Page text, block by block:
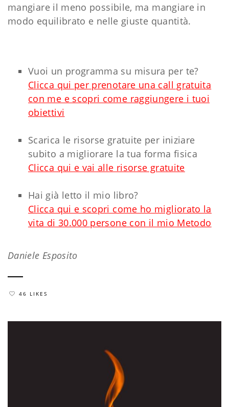
mangiare il meno possibile, ma mangiare in
modo equilibrato e nelle giuste quantità.
Vuoi un programma su misura per te?
Clicca qui per prenotare una call gratuita
con me e scopri come raggiungere i tuoi
obiettivi
Scarica le risorse gratuite per iniziare
subito a migliorare la tua forma fisica
Clicca qui e vai alle risorse gratuite
Hai già letto il mio libro?
Clicca qui e scopri come ho migliorato la
vita di 30.000 persone con il mio Metodo
Daniele Esposito
46 LIKES